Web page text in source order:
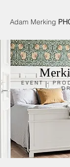
Adam Merking
EVENT -